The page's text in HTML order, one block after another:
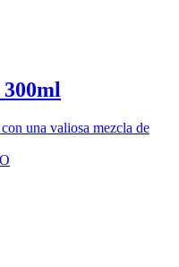
una valiosa mezcla de